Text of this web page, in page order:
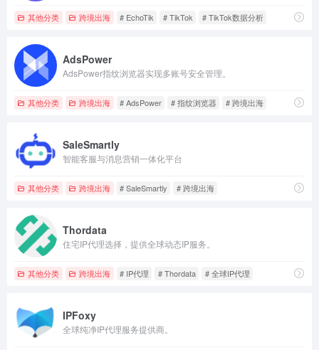
其他分类 跨境出海 # EchoTik # TikTok # TikTok数据分析
AdsPower
AdsPower指纹浏览器实现多账号安全管理。
其他分类 跨境出海 # AdsPower # 指纹浏览器 # 跨境出海
SaleSmartly
智能客服与消息营销一体化平台
其他分类 跨境出海 # SaleSmartly # 跨境出海
Thordata
住宅IP代理选择，提供全球动态IP服务。
其他分类 跨境出海 # IP代理 # Thordata # 全球IP代理
IPFoxy
全球纯净IP代理服务提供商。